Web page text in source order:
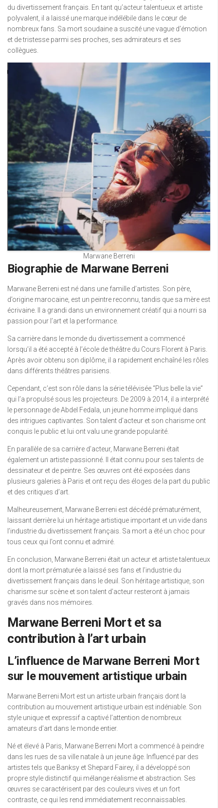
du divertissement français. En tant qu’acteur talentueux et artiste
polyvalent, il a laissé une marque indélébile dans le cœur de
nombreux fans. Sa mort soudaine a suscité une vague d’émotion
et de tristesse parmi ses proches, ses admirateurs et ses
collègues.
Marwane Berreni
Biographie de Marwane Berreni
Marwane Berreni est né dans une famille d’artistes. Son père,
d’origine marocaine, est un peintre reconnu, tandis que sa mère est
écrivaine. Il a grandi dans un environnement créatif qui a nourri sa
passion pour l’art et la performance.
Sa carrière dans le monde du divertissement a commencé
lorsqu’il a été accepté à l’école de théâtre du Cours Florent à Paris.
Après avoir obtenu son diplôme, il a rapidement enchaîné les rôles
dans différents théâtres parisiens.
Cependant, c’est son rôle dans la série télévisée “Plus belle la vie”
qui l’a propulsé sous les projecteurs. De 2009 à 2014, il a interprété
le personnage de Abdel Fedala, un jeune homme impliqué dans
des intrigues captivantes. Son talent d’acteur et son charisme ont
conquis le public et lui ont valu une grande popularité.
En parallèle de sa carrière d’acteur, Marwane Berreni était
également un artiste passionné. Il était connu pour ses talents de
dessinateur et de peintre. Ses œuvres ont été exposées dans
plusieurs galeries à Paris et ont reçu des éloges de la part du public
et des critiques d’art.
Malheureusement, Marwane Berreni est décédé prématurément,
laissant derrière lui un héritage artistique important et un vide dans
l’industrie du divertissement français. Sa mort a été un choc pour
tous ceux qui l’ont connu et admiré.
En conclusion, Marwane Berreni était un acteur et artiste talentueux
dont la mort prématurée a laissé ses fans et l’industrie du
divertissement français dans le deuil. Son héritage artistique, son
charisme sur scène et son talent d’acteur resteront à jamais
gravés dans nos mémoires.
Marwane Berreni Mort et sa
contribution à l’art urbain
L’influence de Marwane Berreni Mort
sur le mouvement artistique urbain
Marwane Berreni Mort est un artiste urbain français dont la
contribution au mouvement artistique urbain est indéniable. Son
style unique et expressif a captivé l’attention de nombreux
amateurs d’art dans le monde entier.
Né et élevé à Paris, Marwane Berreni Mort a commencé à peindre
dans les rues de sa ville natale à un jeune âge. Influencé par des
artistes tels que Banksy et Shepard Fairey, il a développé son
propre style distinctif qui mélange réalisme et abstraction. Ses
œuvres se caractérisent par des couleurs vives et un fort
contraste, ce qui les rend immédiatement reconnaissables.